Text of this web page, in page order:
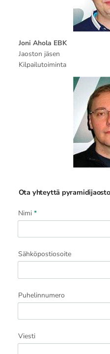
Joni Ahola EBK
Jaoston jäsen
Kilpailutoiminta
Ota yhteyttä
Nimi*
Sähköpostiosoite
Puhelinnumero
Viesti